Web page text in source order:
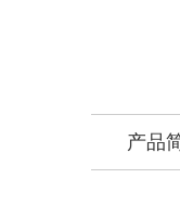
产品